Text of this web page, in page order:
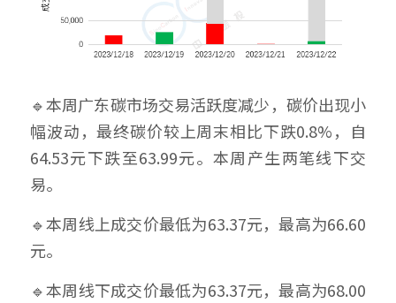
🔹本周广东碳市场交易活跃度减少，碳价出现小
幅波动，最终碳价较上周末相比下跌0.8%，自
64.53元下跌至63.99元。本周产生两笔线下交
易。
🔹本周线上成交价最低为63.37元，最高为66.60
元。
🔹本周线下成交价最低为63.37元，最高为68.00